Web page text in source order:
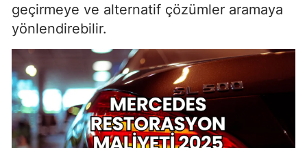
geçirmeye ve alternatif çözümler aramaya
yönlendirebilir.